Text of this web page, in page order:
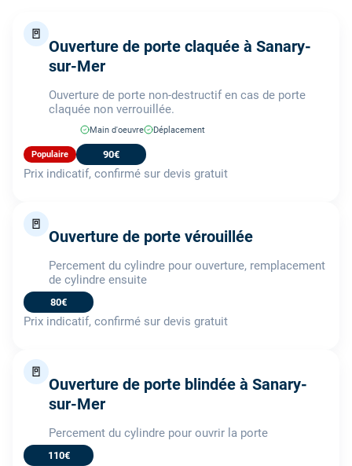
🚪
Ouverture de porte claquée à Sanary-
sur-Mer
Ouverture de porte non-destructif en cas de porte
claquée non verrouillée.
Main d'oeuvre Déplacement
Populaire 90€
Prix indicatif, confirmé sur devis gratuit
🚪
Ouverture de porte vérouillée
Percement du cylindre pour ouverture, remplacement
de cylindre ensuite
80€
Prix indicatif, confirmé sur devis gratuit
🚪
Ouverture de porte blindée à Sanary-
sur-Mer
Percement du cylindre pour ouvrir la porte
110€